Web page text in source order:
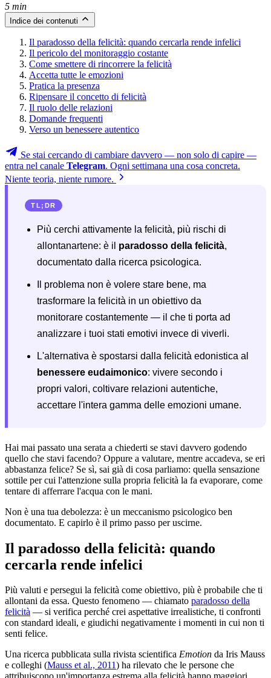
5 min
Indice dei contenuti
Il paradosso della felicità: quando cercarla rende infelici
Il pericolo del monitoraggio costante
Come smettere di rincorrere la felicità
Accetta tutte le emozioni
Pratica la presenza
Ripensare il concetto di felicità
Il ruolo delle relazioni
Domande frequenti
Verso un benessere autentico
Se stai cercando di cambiare davvero — non solo di capire —
entra nel canale Telegram. Ogni settimana una cosa concreta.
Niente teoria, niente rumore.
TL;DR
Più cerchi attivamente la felicità, più rischi di
allontanartene: è il paradosso della felicità,
documentato dalla ricerca psicologica.
Il problema non è volere stare bene, ma
trasformare la felicità in un obiettivo da
monitorare costantemente — il che ti porta ad
analizzare i tuoi stati emotivi invece di viverli.
L'alternativa è spostarsi dalla felicità edonistica al
benessere eudaimonico: vivere secondo i
propri valori, coltivare relazioni autentiche,
accettare l'intera gamma delle emozioni umane.
Hai mai passato una serata a chiederti se stavi davvero godendo
quello che stavi facendo? Oppure a valutare, mentre accadeva, se eri
abbastanza felice? Se sì, sai già di cosa parliamo: quella sensazione
sottile per cui l'attenzione sulla propria felicità la fa evaporare, come
tentare di afferrare l'acqua con le mani.
Non è una tua debolezza: è un meccanismo psicologico ben
documentato. E capirlo è il primo passo per uscirne.
Il paradosso della felicità: quando
cercarla rende infelici
Più valuti e persegui la felicità come obiettivo, più è probabile che ti
allontani da essa. Questo fenomeno — chiamato paradosso della
felicità — si verifica perché crei aspettative irrealistiche, ti confronti
con standard ideali, e giudichi negativamente i momenti in cui non ti
senti felice.
Una ricerca pubblicata sulla rivista scientifica Emotion da Iris Mauss
e colleghi (Mauss et al., 2011) ha rilevato che le persone che